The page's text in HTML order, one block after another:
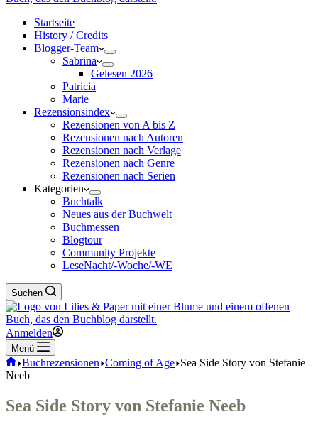
Startseite
History / Credits
Blogger-Team
Sabrina
Gelesen 2026
Patricia
Marie
Rezensionsindex
Rezensionen von A bis Z
Rezensionen nach Autoren
Rezensionen nach Verlage
Rezensionen nach Genre
Rezensionen nach Serien
Kategorien
Buchtalk
Neues aus der Buchwelt
Buchmessen
Blogtour
Community Projekte
LeseNacht/-Woche/-WE
Suchen
Anmelden
Menü
Start
Buchrezensionen Coming of Age Sea Side Story von Stefanie
Neeb
Sea Side Story von Stefanie Neeb